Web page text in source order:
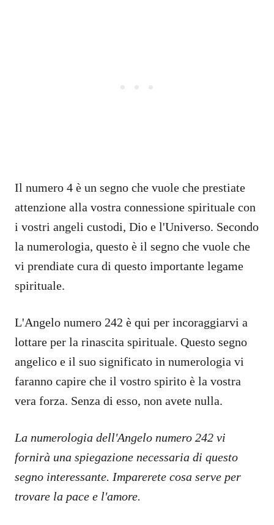
Il numero 4 è un segno che vuole che prestiate
attenzione alla vostra connessione spirituale con
i vostri angeli custodi, Dio e l'Universo. Secondo
la numerologia, questo è il segno che vuole che
vi prendiate cura di questo importante legame
spirituale.
L'Angelo numero 242 è qui per incoraggiarvi a
lottare per la rinascita spirituale. Questo segno
angelico e il suo significato in numerologia vi
faranno capire che il vostro spirito è la vostra
vera forza. Senza di esso, non avete nulla.
La numerologia dell'Angelo numero 242 vi
fornirà una spiegazione necessaria di questo
segno interessante. Imparerete cosa serve per
trovare la pace e l'amore.